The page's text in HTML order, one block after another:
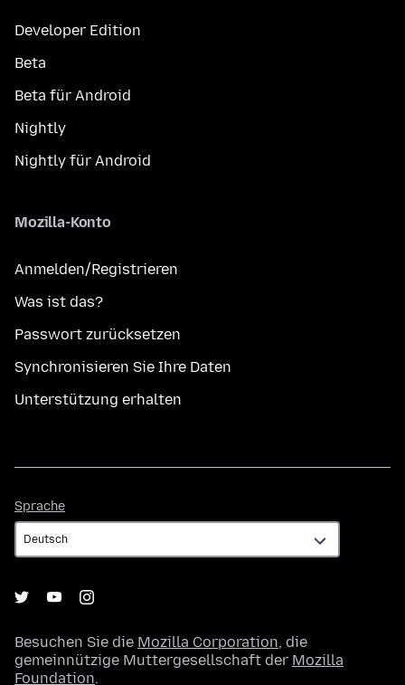
Developer Edition
Beta
Beta für Android
Nightly
Nightly für Android
Mozilla-Konto
Anmelden/Registrieren
Was ist das?
Passwort zurücksetzen
Synchronisieren Sie Ihre Daten
Unterstützung erhalten
Sprache
Besuchen Sie die Mozilla Corporation, die
gemeinnützige Muttergesellschaft der Mozilla
Foundation.